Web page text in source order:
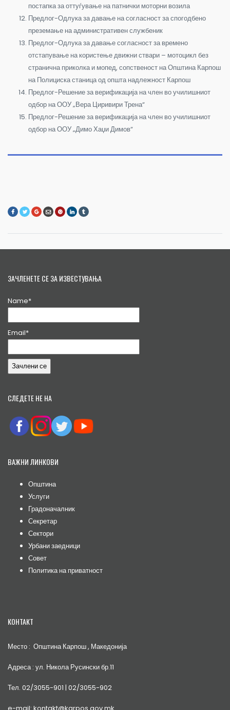
постапка за оттуѓување на патнички моторни возила
Предлог-Одлука за давање на согласност за спогодбено
преземање на административен службеник
Предлог-Одлука за давање согласност за времено
отстапување на користење движни ствари – мотоцикл без
странична приколка и мопед, сопственост на Општина Карпош
на Полициска станица од општа надлежност Карпош
Предлог-Решение за верификација на член во училишниот
одбор на ООУ „Вера Циривири Трена“
Предлог-Решение за верификација на член во училишниот
одбор на ООУ „Димо Хаџи Димов“
ЗАЧЛЕНЕТЕ СЕ ЗА ИЗВЕСТУВАЊА
Name*
Email*
СЛЕДЕТЕ НЕ НА
ВАЖНИ ЛИНКОВИ
Општина
Услуги
Градоначалник
Секретар
Сектори
Урбани заедници
Совет
Политика на приватност
КОНТАКТ
Место : Општина Карпош , Македонија
Адреса : ул. Никола Русински бр.11
Тел. 02/3055-901 | 02/3055-902
e-mail: kontakt@karpos.gov.mk